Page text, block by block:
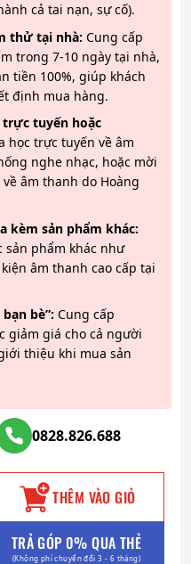
cả tai nạn, sự cố).
thử tại nhà: Cung cấp
trong 7-10 ngày tại nhà,
tiền 100%, giúp khách
định mua hàng.
trực tuyến hoặc
học trực tuyến về âm
nghe nhạc, hoặc mời
âm thanh do Hoàng
kèm sản phẩm khác:
sản phẩm khác như
âm thanh cao cấp tại
bè”: Cung cấp
giảm giá cho cả người
thiệu khi mua sản
0828.826.688
THÊM VÀO GIỎ
TRẢ GÓP 0% QUA THẺ
(Không phí chuyển đổi 3 - 6 tháng)